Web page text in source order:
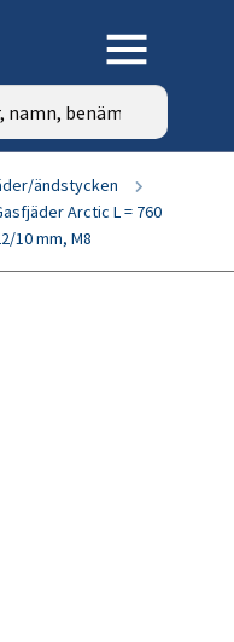
ändstycken
Arctic L = 760
10 mm, M8